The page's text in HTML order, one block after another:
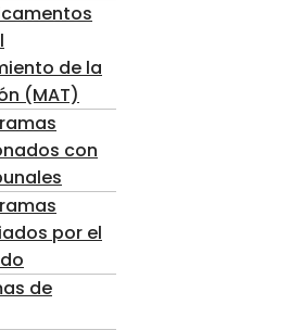
de la
(MAT)
con
por el
de